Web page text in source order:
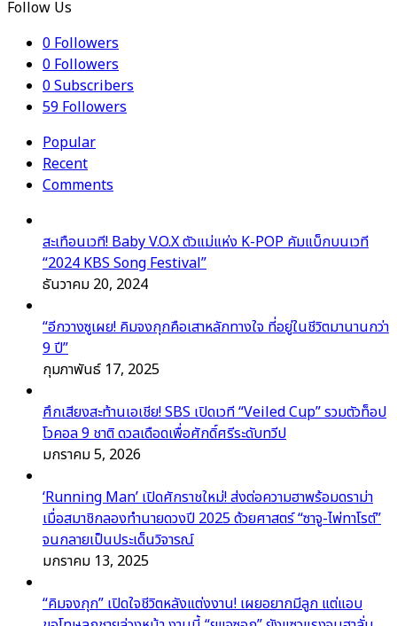
Follow Us
0 Followers
0 Followers
0Subscribers
59 Followers
Popular
Recent
Comments
สะเทือนเวที! Baby V.O.X ตัวแม่แห่ง K-POP คัมแบ็กบนเวที
“2024 KBS Song Festival”
ธันวาคม 20, 2024
“อีกวางซูเผย! คิมจงกุกคือเสาหลักทางใจ ที่อยู่ในชีวิตมานานกว่า
9 ปี”
กุมภาพันธ์ 17, 2025
ศึกเสียงสะท้านเอเชีย! SBS เปิดเวที “Veiled Cup” รวมตัวท็อป
โวคอล 9 ชาติ ดวลเดือดเพื่อศักดิ์ศรีระดับทวีป
มกราคม 5, 2026
‘Running Man’ เปิดศักราชใหม่! ส่งต่อความฮาพร้อมดราม่า
เมื่อสมาชิกลองทำนายดวงปี 2025 ด้วยศาสตร์ “ซาจู-ไพ่ทาโรต์”
จนกลายเป็นประเด็นวิจารณ์
มกราคม 13, 2025
“คิมจงกุก” เปิดใจชีวิตหลังแต่งงาน! เผยอยากมีลูก แต่แอบ